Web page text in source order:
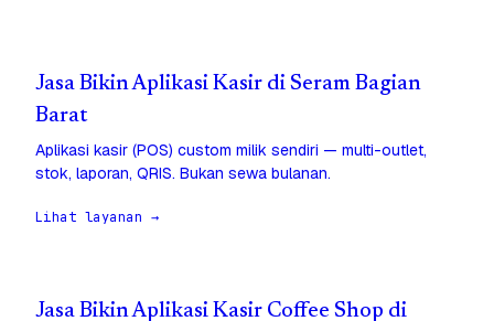
Jasa Bikin Aplikasi Kasir di Seram Bagian
Barat
Aplikasi kasir (POS) custom milik sendiri — multi-outlet,
stok, laporan, QRIS. Bukan sewa bulanan.
Lihat layanan →
Jasa Bikin Aplikasi Kasir Coffee Shop di